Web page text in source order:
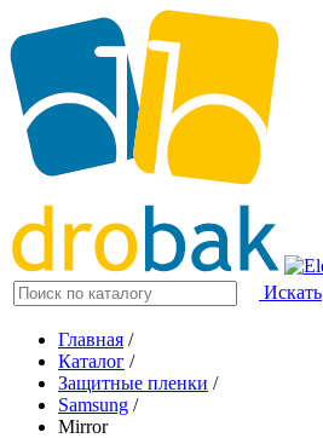
Искать
Главная /
Каталог /
Защитные пленки /
Samsung /
Mirror